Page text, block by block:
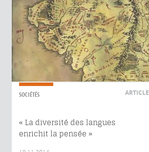
SOCIÉTÉS ARTICLE
« La diversité des langues
enrichit la pensée »